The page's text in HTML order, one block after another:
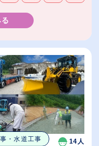
・水道工事 14人